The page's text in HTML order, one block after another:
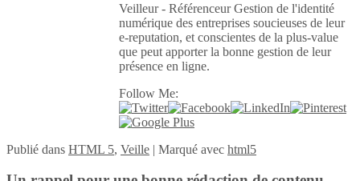
Veilleur - Référenceur Gestion de l'identité
numérique des entreprises soucieuses de leur
e-reputation, et conscientes de la plus-value
que peut apporter la bonne gestion de leur
présence en ligne.
Follow Me:
Publié dans HTML 5, Veille | Marqué avec html5